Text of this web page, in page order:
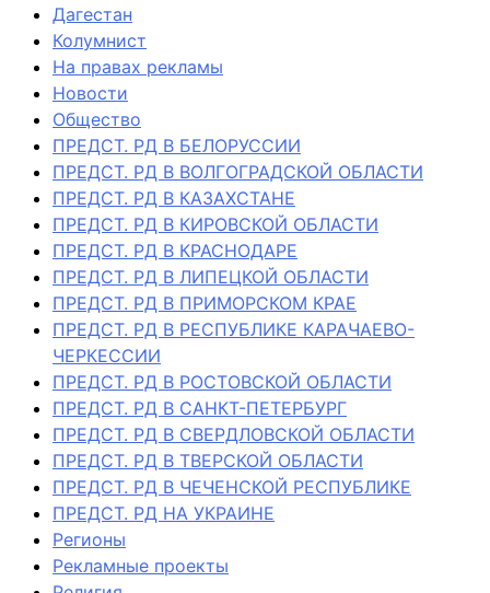
Дагестан
Колумнист
На правах рекламы
Новости
Общество
ПРЕДСТ. РД В БЕЛОРУССИИ
ПРЕДСТ. РД В ВОЛГОГРАДСКОЙ ОБЛАСТИ
ПРЕДСТ. РД В КАЗАХСТАНЕ
ПРЕДСТ. РД В КИРОВСКОЙ ОБЛАСТИ
ПРЕДСТ. РД В КРАСНОДАРЕ
ПРЕДСТ. РД В ЛИПЕЦКОЙ ОБЛАСТИ
ПРЕДСТ. РД В ПРИМОРСКОМ КРАЕ
ПРЕДСТ. РД В РЕСПУБЛИКЕ КАРАЧАЕВО-
ЧЕРКЕССИИ
ПРЕДСТ. РД В РОСТОВСКОЙ ОБЛАСТИ
ПРЕДСТ. РД В САНКТ-ПЕТЕРБУРГ
ПРЕДСТ. РД В СВЕРДЛОВСКОЙ ОБЛАСТИ
ПРЕДСТ. РД В ТВЕРСКОЙ ОБЛАСТИ
ПРЕДСТ. РД В ЧЕЧЕНСКОЙ РЕСПУБЛИКЕ
ПРЕДСТ. РД НА УКРАИНЕ
Регионы
Рекламные проекты